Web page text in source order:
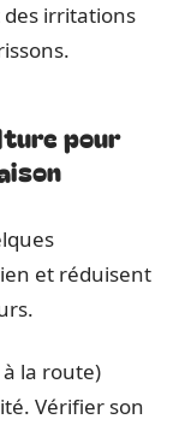
irritations
pour
et réduisent
la route)
Vérifier son